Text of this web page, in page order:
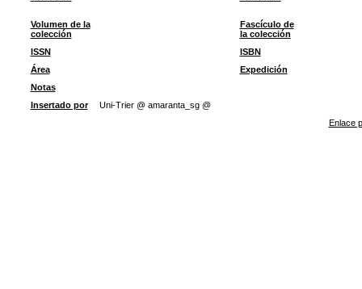
Volumen de la
colección
Fascículo de
la colección
ISSN
ISBN
Área
Expedición
Notas
Insertado por
Uni-Trier @ amaranta_sg @
Enlace